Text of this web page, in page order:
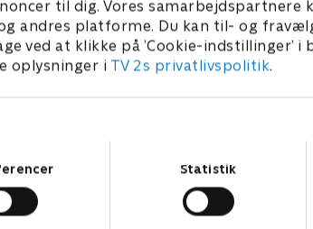
til dig. Vores samarbejdspartnere
andres platforme. Du kan til- og
ved at klikke på ’Cookie-indstillinger’ i
oplysninger i TV 2s privatlivspolitik.
Statistik